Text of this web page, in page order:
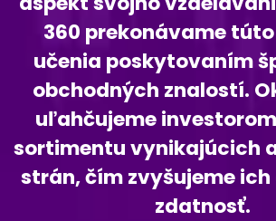
360 prekonávame
učenia poskytovaním
obchodných znalostí.
uľahčujeme
sortimentu vynikajúcich
strán, čím zvyšujeme
zdatnosť.